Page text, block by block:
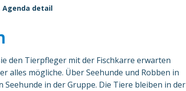
Agenda detail
den Tierpfleger mit der Fischkarre erwarten
alles mögliche. Über Seehunde und Robben in
in der Gruppe. Die Tiere bleiben in der